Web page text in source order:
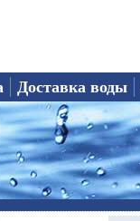
Доставка воды